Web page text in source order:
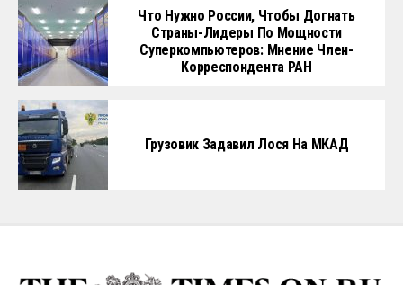
Что Нужно России, Чтобы Догнать
Страны-Лидеры По Мощности
Суперкомпьютеров: Мнение Член-
Корреспондента РАН
Грузовик Задавил Лося На МКАД